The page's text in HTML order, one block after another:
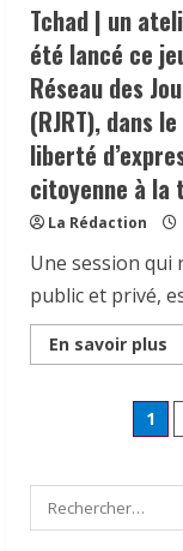
Tchad | un
été lancé ce
Réseau des
(RJRT), dans
liberté
citoyenne à
La Rédaction
Une session qui
public et privé,
En savoir plus
|
a
des
1
Rechercher :
3